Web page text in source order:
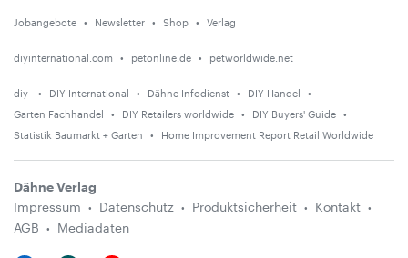
Jobangebote Newsletter Shop Verlag
diyinternational.com petonline.de petworldwide.net
diy DIY International Dähne Infodienst
DIY Handel
Garten Fachhandel
DIY Retailers worldwide
DIY Buyers' Guide
Statistik Baumarkt + Garten
Home Improvement Report Retail Worldwide
Dähne Verlag
Impressum
Datenschutz Produktsicherheit
Kontakt
AGB
Mediadaten